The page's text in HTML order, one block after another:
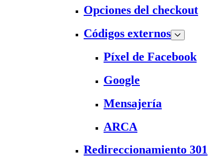
Opciones del checkout
Códigos externos
Píxel de Facebook
Google
Mensajería
ARCA
Redireccionamiento 301